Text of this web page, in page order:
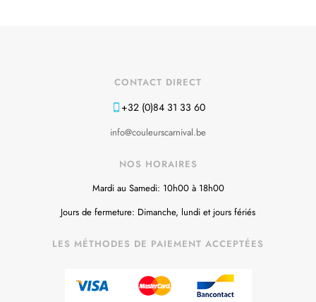
CONTACT DIRECT
+32 (0)84 31 33 60
info@couleurscarnival.be
NOS HORAIRES
Mardi au Samedi: 10h00 à 18h00
Jours de fermeture: Dimanche, lundi et jours fériés
LES MÉTHODES DE PAIEMENT ACCEPTÉES